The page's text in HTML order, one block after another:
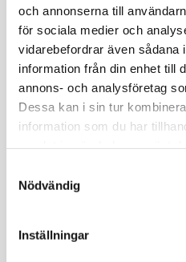
och annonserna till
för sociala medier och
vidarebefordrar även sådana
information från din enhet till
annons- och analysföretag
Dessa kan i sin tur
information som du har
Nödvändig
Inställningar
improvisation, ljudvågor
PerkussionistNinel
med Tomi Christiansson
,
Ibland förenar sig också
 Publicerad:21.5.2024